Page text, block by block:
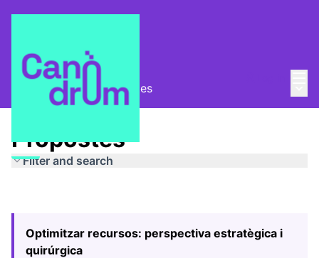
Pla Estratègic Propostes
Propostes
Filter and search
Optimitzar recursos: perspectiva estratègica i
quirúrgica